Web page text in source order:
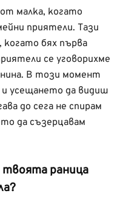
малка, когато
приятели. Тази
бях първа
се уговорихме
В този момент
и усещането да видиш
до сега не спирам
да съзерцавам
твоята раница